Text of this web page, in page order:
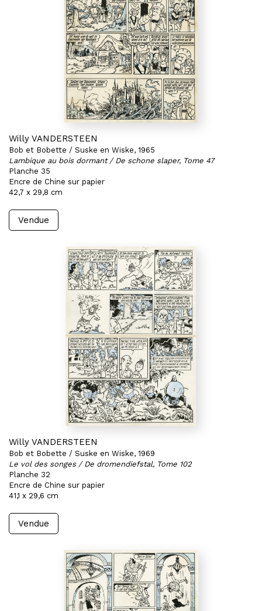
Willy VANDERSTEEN
Bob et Bobette / Suske en Wiske, 1965
Lambique au bois dormant / De schone slaper, Tome 47
Planche 35
Encre de Chine sur papier
42,7 x 29,8 cm
Vendue
Willy VANDERSTEEN
Bob et Bobette / Suske en Wiske, 1969
Le vol des songes / De dromendiefstal, Tome 102
Planche 32
Encre de Chine sur papier
41,1 x 29,6 cm
Vendue